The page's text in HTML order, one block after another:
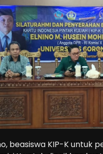
beasiswa KIP-K untuk